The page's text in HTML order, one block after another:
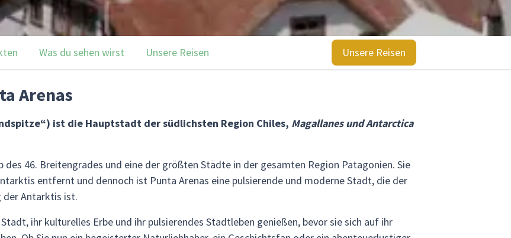
Was du sehen wirst Unsere Reisen Unsere Reisen
Arenas
ist die Hauptstadt der südlichsten Region Chiles, Magallanes und Antarctica
46. Breitengrades und eine der größten Städte in der gesamten Region Patagonien. Sie
entfernt und dennoch ist Punta Arenas eine pulsierende und moderne Stadt, die der
der Antarktis ist.
ihr kulturelles Erbe und ihr pulsierendes Stadtleben genießen, bevor sie sich auf ihr